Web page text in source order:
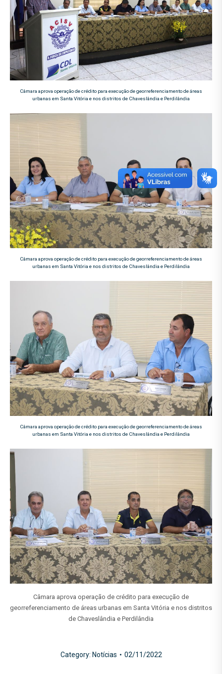
Câmara aprova operação de crédito para execução de georreferenciamento de áreas
urbanas em Santa Vitória e nos distritos de Chaveslândia e Perdilândia
Câmara aprova operação de crédito para execução de georreferenciamento de áreas
urbanas em Santa Vitória e nos distritos de Chaveslândia e Perdilândia
Câmara aprova operação de crédito para execução de georreferenciamento de áreas
urbanas em Santa Vitória e nos distritos de Chaveslândia e Perdilândia
Câmara aprova operação de crédito para execução de
georreferenciamento de áreas urbanas em Santa Vitória e nos distritos
de Chaveslândia e Perdilândia
Category: Notícias 02/11/2022